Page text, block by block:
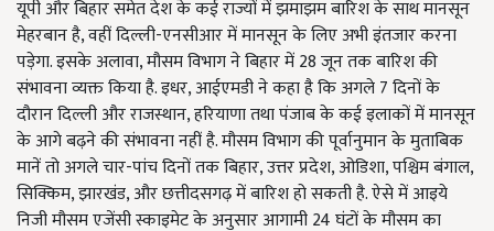
यूपी और बिहार समेत देश के कई राज्यों में झमाझम बारिश के साथ मानसून
मेहरबान है, वहीं दिल्ली-एनसीआर में मानसून के लिए अभी इंतजार करना
पड़ेगा. इसके अलावा, मौसम विभाग ने बिहार में 28 जून तक बारिश की
संभावना व्यक्त किया है. इधर, आईएमडी ने कहा है कि अगले 7 दिनों के
दौरान दिल्ली और राजस्थान, हरियाणा तथा पंजाब के कई इलाकों में मानसून
के आगे बढ़ने की संभावना नहीं है. मौसम विभाग की पूर्वानुमान के मुताबिक
मानें तो अगले चार-पांच दिनों तक बिहार, उत्तर प्रदेश, ओडिशा, पश्चिम बंगाल,
सिक्किम, झारखंड, और छत्तीदसगढ़ में बारिश हो सकती है. ऐसे में आइये
निजी मौसम एजेंसी स्काइमेट के अनुसार आगामी 24 घंटों के मौसम का